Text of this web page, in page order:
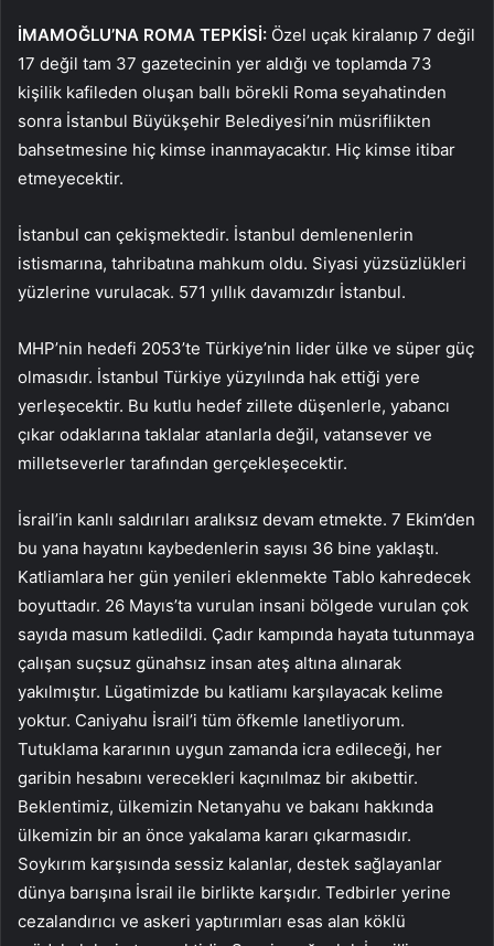
İMAMOĞLU’NA ROMA TEPKİSİ: Özel uçak kiralanıp 7 değil
17 değil tam 37 gazetecinin yer aldığı ve toplamda 73
kişilik kafileden oluşan ballı börekli Roma seyahatinden
sonra İstanbul Büyükşehir Belediyesi’nin müsriflikten
bahsetmesine hiç kimse inanmayacaktır. Hiç kimse itibar
etmeyecektir.
İstanbul can çekişmektedir. İstanbul demlenenlerin
istismarına, tahribatına mahkum oldu. Siyasi yüzsüzlükleri
yüzlerine vurulacak. 571 yıllık davamızdır İstanbul.
MHP’nin hedefi 2053’te Türkiye’nin lider ülke ve süper güç
olmasıdır. İstanbul Türkiye yüzyılında hak ettiği yere
yerleşecektir. Bu kutlu hedef zillete düşenlerle, yabancı
çıkar odaklarına taklalar atanlarla değil, vatansever ve
milletseverler tarafından gerçekleşecektir.
İsrail’in kanlı saldırıları aralıksız devam etmekte. 7 Ekim’den
bu yana hayatını kaybedenlerin sayısı 36 bine yaklaştı.
Katliamlara her gün yenileri eklenmekte Tablo kahredecek
boyuttadır. 26 Mayıs’ta vurulan insani bölgede vurulan çok
sayıda masum katledildi. Çadır kampında hayata tutunmaya
çalışan suçsuz günahsız insan ateş altına alınarak
yakılmıştır. Lügatimizde bu katliamı karşılayacak kelime
yoktur. Caniyahu İsrail’i tüm öfkemle lanetliyorum.
Tutuklama kararının uygun zamanda icra edileceği, her
garibin hesabını verecekleri kaçınılmaz bir akıbettir.
Beklentimiz, ülkemizin Netanyahu ve bakanı hakkında
ülkemizin bir an önce yakalama kararı çıkarmasıdır.
Soykırım karşısında sessiz kalanlar, destek sağlayanlar
dünya barışına İsrail ile birlikte karşıdır. Tedbirler yerine
cezalandırıcı ve askeri yaptırımları esas alan köklü